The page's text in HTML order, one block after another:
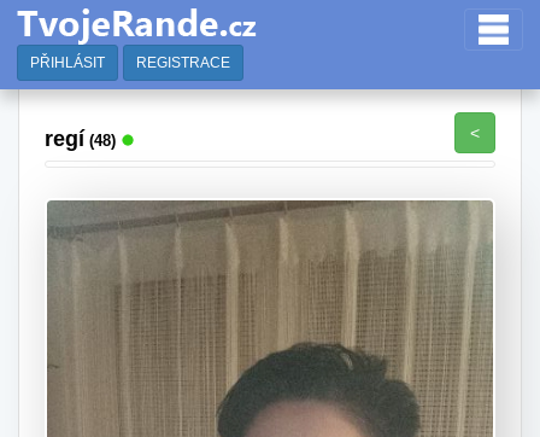
PŘIHLÁSIT REGISTRACE
regí (48) <